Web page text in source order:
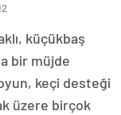
küçükbaş
bir müjde
keçi desteği
üzere birçok